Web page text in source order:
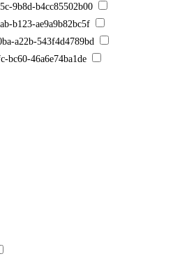
9b8d-b4cc85502b00
b123-ae9a9b82bc5f
a22b-543f4d4789bd
bc60-46a6e74ba1de